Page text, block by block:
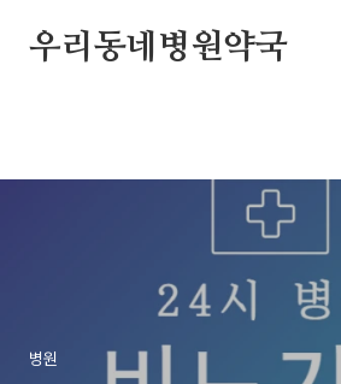
우리동네병원약국
병원